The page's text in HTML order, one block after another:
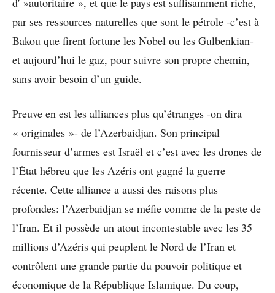
par ses ressources naturelles que sont le pétrole -c’est à
Bakou que firent fortune les Nobel ou les Gulbenkian-
et aujourd’hui le gaz, pour suivre son propre chemin,
sans avoir besoin d’un guide.
Preuve en est les alliances plus qu’étranges -on dira
« originales »- de l’Azerbaidjan. Son principal
fournisseur d’armes est Israël et c’est avec les drones de
l’État hébreu que les Azéris ont gagné la guerre
récente. Cette alliance a aussi des raisons plus
profondes: l’Azerbaidjan se méfie comme de la peste de
l’Iran. Et il possède un atout incontestable avec les 35
millions d’Azéris qui peuplent le Nord de l’Iran et
contrôlent une grande partie du pouvoir politique et
économique de la République Islamique. Du coup,